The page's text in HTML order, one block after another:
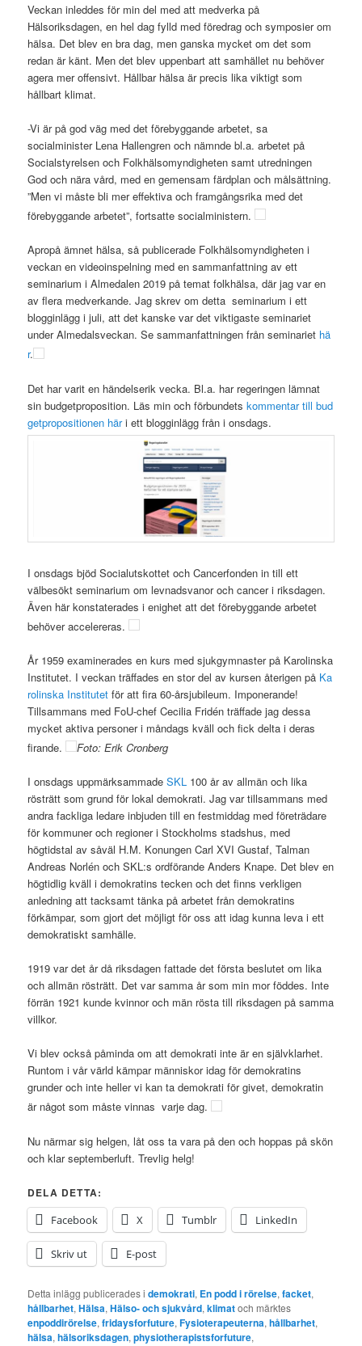
Veckan inleddes för min del med att medverka på
Hälsoriksdagen, en hel dag fylld med föredrag och symposier om
hälsa. Det blev en bra dag, men ganska mycket om det som
redan är känt. Men det blev uppenbart att samhället nu behöver
agera mer offensivt. Hållbar hälsa är precis lika viktigt som
hållbart klimat.
-Vi är på god väg med det förebyggande arbetet, sa
socialminister Lena Hallengren och nämnde bl.a. arbetet på
Socialstyrelsen och Folkhälsomyndigheten samt utredningen
God och nära vård, med en gemensam färdplan och målsättning.
”Men vi måste bli mer effektiva och framgångsrika med det
förebyggande arbetet”, fortsatte socialministern.
Apropå ämnet hälsa, så publicerade Folkhälsomyndigheten i
veckan en videoinspelning med en sammanfattning av ett
seminarium i Almedalen 2019 på temat folkhälsa, där jag var en
av flera medverkande. Jag skrev om detta seminarium i ett
blogginlägg i juli, att det kanske var det viktigaste seminariet
under Almedalsveckan. Se sammanfattningen från seminariet hä
r.
Det har varit en händelserik vecka. Bl.a. har regeringen lämnat
sin budgetproposition. Läs min och förbundetskommentar till bud
getpropositionen häri ett blogginlägg från i onsdags.
I onsdags bjöd Socialutskottet och Cancerfonden in till ett
välbesökt seminarium om levnadsvanor och cancer i riksdagen.
Även här konstaterades i enighet att det förebyggande arbetet
behöver accelereras.
År 1959 examinerades en kurs med sjukgymnaster på Karolinska
Institutet. I veckan träffades en stor del av kursen återigen på Ka
rolinska Institutet för att fira 60-årsjubileum. Imponerande!
Tillsammans med FoU-chef Cecilia Fridén träffade jag dessa
mycket aktiva personer i måndags kväll och fick delta i deras
firande.
Foto: Erik Cronberg
I onsdags uppmärksammadeSKL 100 år av allmän och lika
rösträtt som grund för lokal demokrati. Jag var tillsammans med
andra fackliga ledare inbjuden till en festmiddag med företrädare
för kommuner och regioner i Stockholms stadshus, med
högtidstal av såväl H.M. Konungen Carl XVI Gustaf, Talman
Andreas Norlén och SKL:s ordförande Anders Knape. Det blev en
högtidlig kväll i demokratins tecken och det finns verkligen
anledning att tacksamt tänka på arbetet från demokratins
förkämpar, som gjort det möjligt för oss att idag kunna leva i ett
demokratiskt samhälle.
1919 var det år då riksdagen fattade det första beslutet om lika
och allmän rösträtt. Det var samma år som min mor föddes. Inte
förrän 1921 kunde kvinnor och män rösta till riksdagen på samma
villkor.
Vi blev också påminda om att demokrati inte är en självklarhet.
Runtom i vår värld kämpar människor idag för demokratins
grunder och inte heller vi kan ta demokrati för givet, demokratin
är något som måste vinnas varje dag.
Nu närmar sig helgen, låt oss ta vara på den och hoppas på skön
och klar septemberluft. Trevlig helg!
DELA DETTA:
Facebook
X Tumblr LinkedIn
Skriv ut E-post
Detta inlägg publicerades idemokrati, En podd i rörelse,facket,
hållbarhet,Hälsa,Hälso- och sjukvård,klimatoch märktes
enpoddirörelse,fridaysforfuture,Fysioterapeuterna,hållbarhet,
hälsa,hälsoriksdagen,physiotherapistsforfuture,